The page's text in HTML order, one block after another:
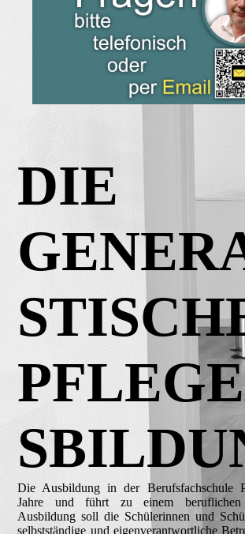
DIE
Die Ausbildung in der Berufsfachschule
Jahre und führt zu einem beruflichen
Ausbildung soll die Schülerinnen und
selbstständige und eigenverantwortliche